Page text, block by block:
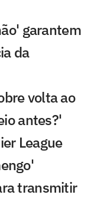
garantem
da
volta ao
antes?'
League
transmitir